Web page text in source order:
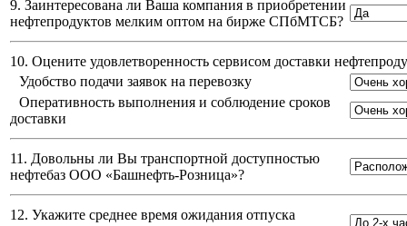
9. Заинтересована ли Ваша компания в приобретении
нефтепродуктов мелким оптом на бирже СПбМТСБ?
10. Оцените удовлетворенность сервисом доставки
Удобство подачи заявок на перевозку
Оперативность выполнения и соблюдение сроков
доставки
11. Довольны ли Вы транспортной доступностью
нефтебаз ООО «Башнефть-Розница»?
12. Укажите среднее время ожидания отпуска